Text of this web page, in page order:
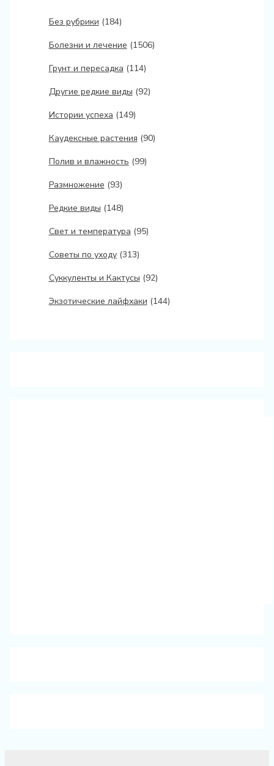
Без рубрики (184)
Болезни и лечение (1506)
Грунт и пересадка (114)
Другие редкие виды (92)
Истории успеха (149)
Каудексные растения (90)
Полив и влажность (99)
Размножение (93)
Редкие виды (148)
Свет и температура (95)
Советы по уходу(313)
Суккуленты и Кактусы (92)
Экзотические лайфхаки (144)